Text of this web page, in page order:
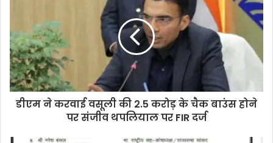
a
i
l
a
d
डीएम ने करवाई वसूली की 2.5 करोड़ के चैक बाउंस होने
पर संजीव थपलियाल पर FIR दर्ज